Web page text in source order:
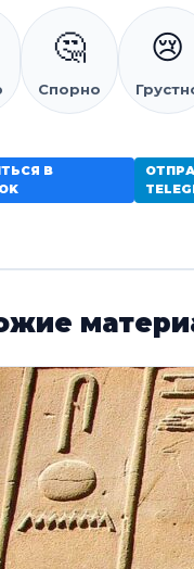
🤔
Спорно
😢
В